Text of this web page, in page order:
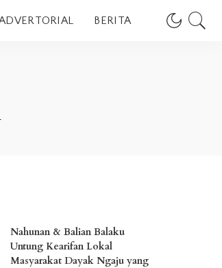
BERITA
Nahunan & Balian Balaku
Untung Kearifan Lokal
Masyarakat Dayak Ngaju yang